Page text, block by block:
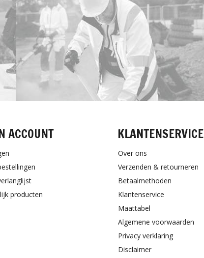
ACCOUNT
producten
KLANTENSERVICE
Over ons
Verzenden & retourneren
Betaalmethoden
Klantenservice
Maattabel
Algemene voorwaarden
Privacy verklaring
Disclaimer